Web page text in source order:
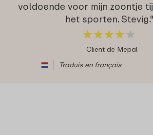
voldoende voor mijn zoontje
het sporten. Stevig."
★★★★ ★
★★★★ ★
Client de Mepal
Traduis en français